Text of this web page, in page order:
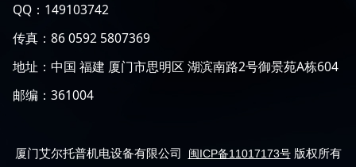
QQ：149103742
传真：86 0592 5807369
地址：中国 福建 厦门市思明区 湖滨南路2号御景苑A栋604
邮编：361004
厦门艾尔托普机电设备有限公司 闽ICP备11017173号版权所有